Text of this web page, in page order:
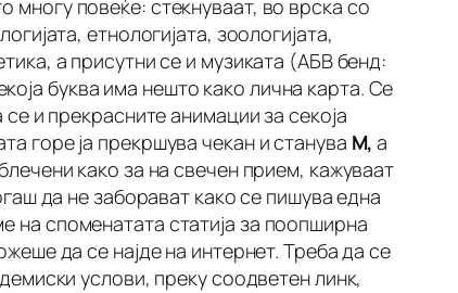
многу повеќе: стекнуваат, во врска со
етнологијата, зоологијата,
а присутни се и музиката (АБВ бенд:
буква има нешто како лична карта. Се
и прекрасните анимации за секоја
горе ја прекршува чекан и станува М,а
како за на свечен прием, кажуваат
да не заборават како се пишува една
на споменатата статија за поопширна
да се најде на интернет. Треба да се
услови, преку соодветен линк,